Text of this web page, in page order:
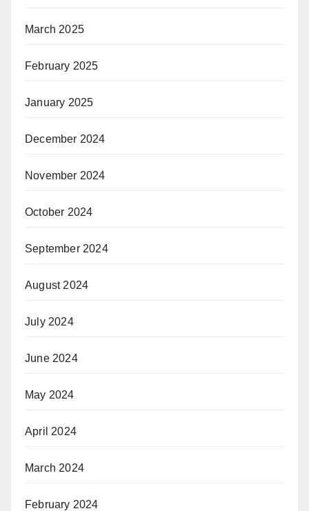
March 2025
February 2025
January 2025
December 2024
November 2024
October 2024
September 2024
August 2024
July 2024
June 2024
May 2024
April 2024
March 2024
February 2024